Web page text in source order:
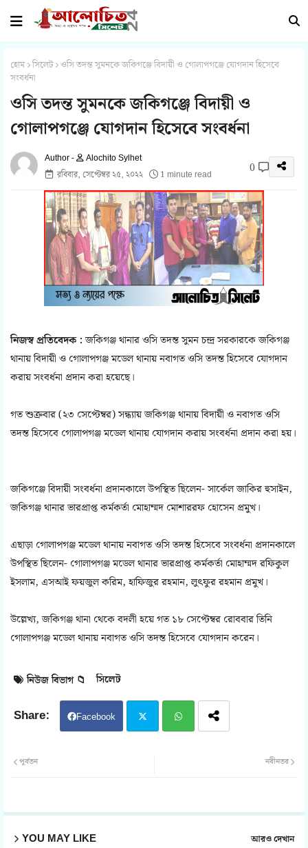
হোম সিলেট ওসি তদন্ত সুমনকে জকিগঞ্জে বিদায়ী ও গোলাপগঞ্জে যোগদান হিসেবে
সংবর্ধনা
ওসি তদন্ত সুমনকে জকিগঞ্জে বিদায়ী ও
গোলাপগঞ্জে যোগদান হিসেবে সংবর্ধনা
Alochito Sylhet
রবিবার, সেপ্টেম্বর ২৫, ২০২২
1 minute read 0
নিজস্ব প্রতিবেদক :জকিগঞ্জ থানার ওসি তদন্ত সুমন চন্দ্র সরকারকে জকিগঞ্জ
থানায় বিদায়ী ও গোলাপগঞ্জ মডেল থানায় নবাগত ওসি তদন্ত হিসেবে যোগদান
করায় সংবর্ধনা প্রদান করা হয়েছে।
গত শুক্রবার (২৩ সেপ্টেম্বর) সন্ধ্যায় জকিগঞ্জ থানায় বিদায়ী ও নবাগত ওসি
তদন্ত হিসেবে গোলাপগঞ্জ মডেল থানায় যোগদান করায় সংবর্ধনা প্রদান করা হয়।
জকিগঞ্জে বিদায়ী সংবর্ধনা প্রদানকালে উপস্থিত ছিলেন- সার্কেল জাকির হুসাইন,
জকিগঞ্জ থানার ভারপ্রাপ্ত কর্মকর্তা মোহাম্মদ মোশাররফ হোসেন প্রমুখ।
এছাড়া গোলাপগঞ্জ মডেল থানায় নবাগত ওসি তদন্ত হিসেবে সংবর্ধনা প্রদানকালে
উপস্থিত ছিলেন- গোলাপগঞ্জ মডেল থানার ভারপ্রাপ্ত কর্মকর্তা মোহাম্মদ রফিকুল
ইসলাম, এসআই ফয়জুল করিম, হাফিজুর রহমান, লুৎফুর রহমান প্রমুখ।
উল্লেখ্য, জকিগঞ্জ থানা থেকে বদলী হয়ে গত ১৮ সেপ্টেম্বর রোববার তিনি
গোলাপগঞ্জ মডেল থানায় নবাগত ওসি তদন্ত হিসেবে যোগদান করেন।
নিউজ বিভাগ 📁 সিলেট
Facebook
pp
নবীনতর
পূর্বতন
YOU MAY LIKE আরও দেখান